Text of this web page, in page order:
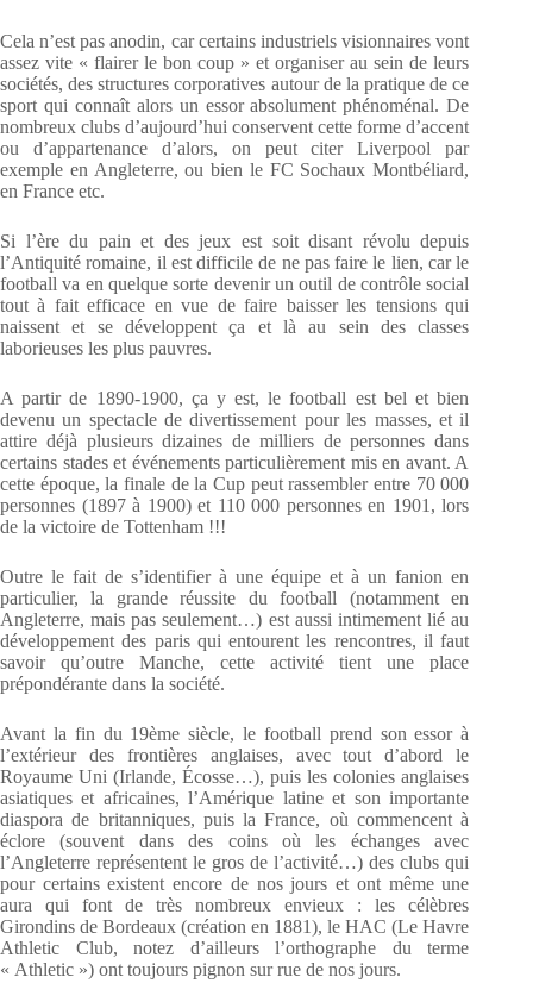
Cela n’est pas anodin, car certains industriels visionnaires vont
assez vite « flairer le bon coup » et organiser au sein de leurs
sociétés, des structures corporatives autour de la pratique de ce
sport qui connaît alors un essor absolument phénoménal. De
nombreux clubs d’aujourd’hui conservent cette forme d’accent
ou d’appartenance d’alors, on peut citer Liverpool par
exemple en Angleterre, ou bien le FC Sochaux Montbéliard,
en France etc.
Si l’ère du pain et des jeux est soit disant révolu depuis
l’Antiquité romaine, il est difficile de ne pas faire le lien, car le
football va en quelque sorte devenir un outil de contrôle social
tout à fait efficace en vue de faire baisser les tensions qui
naissent et se développent ça et là au sein des classes
laborieuses les plus pauvres.
A partir de 1890-1900, ça y est, le football est bel et bien
devenu un spectacle de divertissement pour les masses, et il
attire déjà plusieurs dizaines de milliers de personnes dans
certains stades et événements particulièrement mis en avant. A
cette époque, la finale de la Cup peut rassembler entre 70 000
personnes (1897 à 1900) et 110 000 personnes en 1901, lors
de la victoire de Tottenham !!!
Outre le fait de s’identifier à une équipe et à un fanion en
particulier, la grande réussite du football (notamment en
Angleterre, mais pas seulement…) est aussi intimement lié au
développement des paris qui entourent les rencontres, il faut
savoir qu’outre Manche, cette activité tient une place
prépondérante dans la société.
Avant la fin du 19ème siècle, le football prend son essor à
l’extérieur des frontières anglaises, avec tout d’abord le
Royaume Uni (Irlande, Écosse…), puis les colonies anglaises
asiatiques et africaines, l’Amérique latine et son importante
diaspora de britanniques, puis la France, où commencent à
éclore (souvent dans des coins où les échanges avec
l’Angleterre représentent le gros de l’activité…) des clubs qui
pour certains existent encore de nos jours et ont même une
aura qui font de très nombreux envieux : les célèbres
Girondins de Bordeaux (création en 1881), le HAC (Le Havre
Athletic Club, notez d’ailleurs l’orthographe du terme
« Athletic ») ont toujours pignon sur rue de nos jours.